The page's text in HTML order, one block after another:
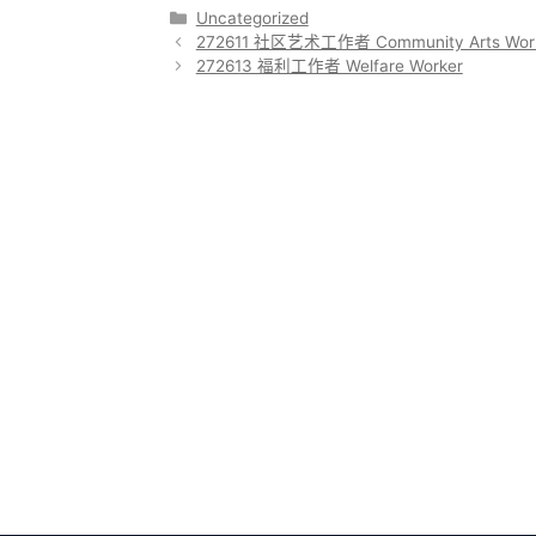
分
类
Uncategorized
272611 社区艺术工作者 Community Arts
272613 福利工作者 Welfare Worker